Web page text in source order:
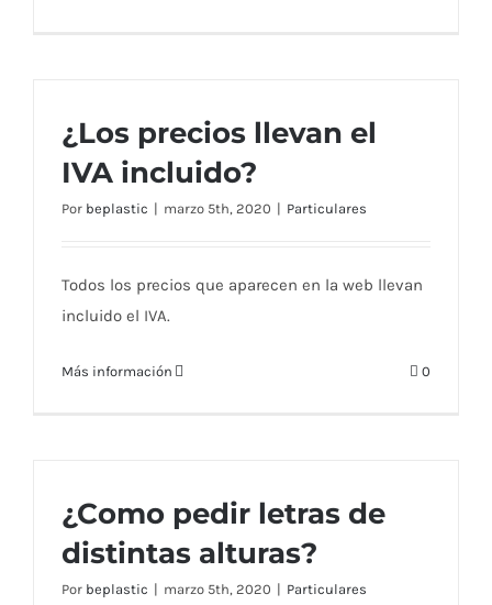
¿Los precios llevan el
IVA incluido?
Por beplastic | marzo 5th, 2020 | Particulares
Todos los precios que aparecen en la web llevan
incluido el IVA.
Más información 0
¿Como pedir letras de
distintas alturas?
Por beplastic | marzo 5th, 2020 | Particulares